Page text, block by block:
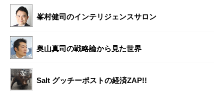
峯村健司のインテリジェンスサロン
奥山真司の戦略論から見た世界
Salt グッチーポストの経済ZAP!!